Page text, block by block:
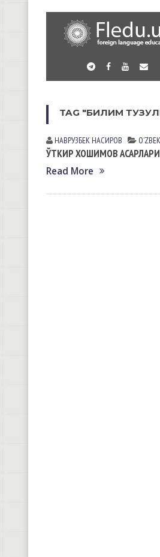
TAG "БИЛИМ
НАВРУЗБЕК НАСИРОВ
ЎТКИР ХОШИМОВ
Read More